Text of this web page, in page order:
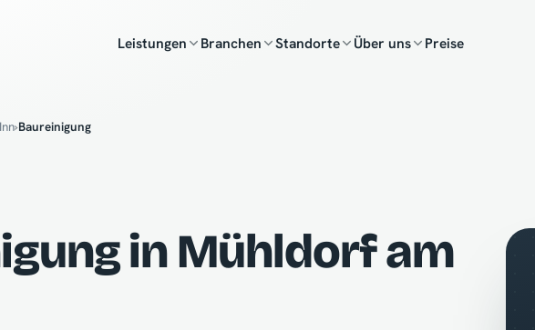
Leistungen Branchen Standorte Über uns Preise
›Baureinigung
in Mühldorf am